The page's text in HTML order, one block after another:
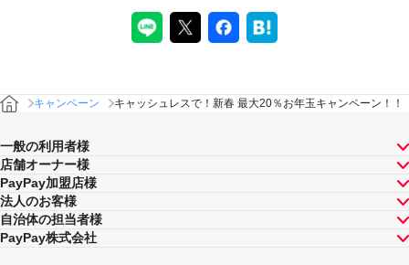
キャンペーン キャッシュレスで！新春 最大20％お年玉キャンペーン！！
一般の利用者様
店舗オーナー様
PayPay加盟店様
法人のお客様
自治体の担当者様
PayPay株式会社